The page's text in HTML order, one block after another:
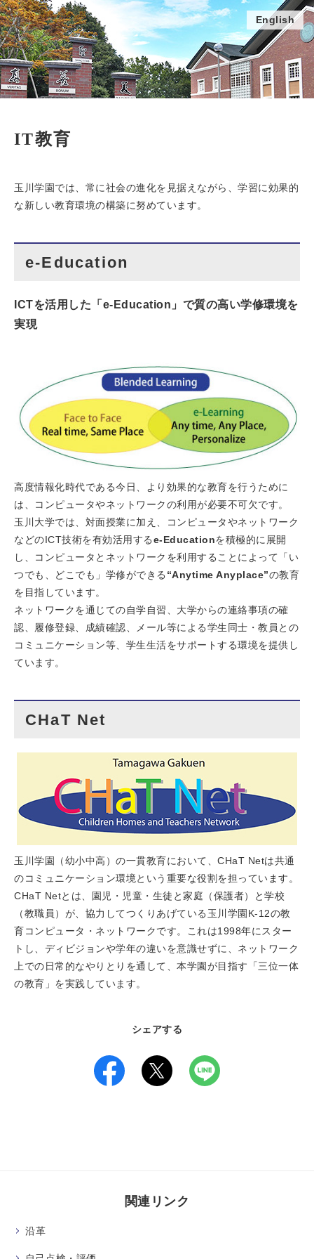
English
IT教育
玉川学園では、常に社会の進化を見据えながら、学習に効果的
な新しい教育環境の構築に努めています。
e-Education
ICTを活用した「e-Education」で質の高い学修環境を
実現
高度情報化時代である今日、より効果的な教育を行うために
は、コンピュータやネットワークの利用が必要不可欠です。
玉川大学では、対面授業に加え、コンピュータやネットワーク
などのICT技術を有効活用するe-Educationを積極的に展開
し、コンピュータとネットワークを利用することによって「い
つでも、どこでも」学修ができる “Anytime Anyplace”の教育
を目指しています。
ネットワークを通じての自学自習、大学からの連絡事項の確
認、履修登録、成績確認、メール等による学生同士・教員との
コミュニケーション等、学生生活をサポートする環境を提供し
ています。
CHaT Net
玉川学園（幼小中高）の一貫教育において、CHaT Netは共通
のコミュニケーション環境という重要な役割を担っています。
CHaT Netとは、園児・児童・生徒と家庭（保護者）と学校
（教職員）が、協力してつくりあげている玉川学園K-12の教
育コンピュータ・ネットワークです。これは1998年にスター
トし、ディビジョンや学年の違いを意識せずに、ネットワーク
上での日常的なやりとりを通して、本学園が目指す「三位一体
の教育」を実践しています。
シェアする
関連リンク
沿革